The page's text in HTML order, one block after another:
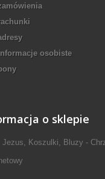
osobiste
o sklepie
Jezus, Koszulki, Bluzy -